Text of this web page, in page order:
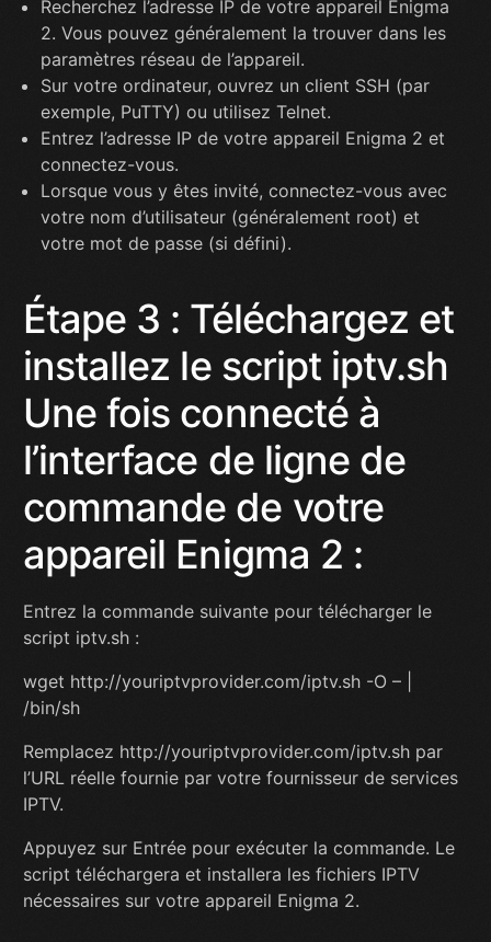
Recherchez l’adresse IP de votre appareil Enigma
2. Vous pouvez généralement la trouver dans les
paramètres réseau de l’appareil.
Sur votre ordinateur, ouvrez un client SSH (par
exemple, PuTTY) ou utilisez Telnet.
Entrez l’adresse IP de votre appareil Enigma 2 et
connectez-vous.
Lorsque vous y êtes invité, connectez-vous avec
votre nom d’utilisateur (généralement root) et
votre mot de passe (si défini).
Étape 3 : Téléchargez et
installez le script iptv.sh
Une fois connecté à
l’interface de ligne de
commande de votre
appareil Enigma 2 :
Entrez la commande suivante pour télécharger le
script iptv.sh :
wget http://youriptvprovider.com/iptv.sh -O – |
/bin/sh
Remplacez http://youriptvprovider.com/iptv.sh par
l’URL réelle fournie par votre fournisseur de services
IPTV.
Appuyez sur Entrée pour exécuter la commande. Le
script téléchargera et installera les fichiers IPTV
nécessaires sur votre appareil Enigma 2.